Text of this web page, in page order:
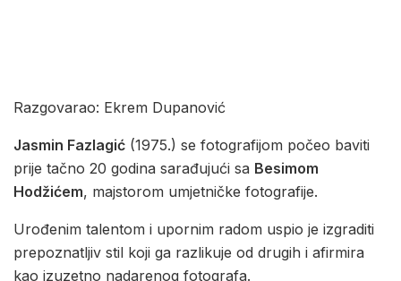
Razgovarao: Ekrem Dupanović
Jasmin Fazlagić (1975.) se fotografijom počeo baviti
prije tačno 20 godina sarađujući sa Besimom
Hodžićem, majstorom umjetničke fotografije.
Urođenim talentom i upornim radom uspio je izgraditi
prepoznatljiv stil koji ga razlikuje od drugih i afirmira
kao izuzetno nadarenog fotografa.